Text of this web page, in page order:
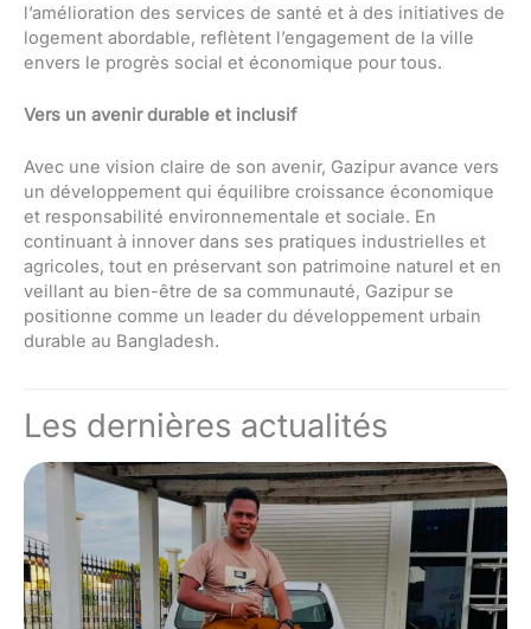
l’amélioration des services de santé et à des initiatives de
logement abordable, reflètent l’engagement de la ville
envers le progrès social et économique pour tous.
Vers un avenir durable et inclusif
Avec une vision claire de son avenir, Gazipur avance vers
un développement qui équilibre croissance économique
et responsabilité environnementale et sociale. En
continuant à innover dans ses pratiques industrielles et
agricoles, tout en préservant son patrimoine naturel et en
veillant au bien-être de sa communauté, Gazipur se
positionne comme un leader du développement urbain
durable au Bangladesh.
Les dernières actualités